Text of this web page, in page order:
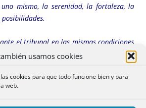
usamos cookies
cookies para que todo funcione bien y para
web.
mismo, la serenidad, la fortaleza, la
el tribunal en las mismas condiciones
sin duda, trabajar como sociedad
con talento, capacidad, inteligencia y
económicos, pueda alcanzar
No desperdiciar el talento, ese es